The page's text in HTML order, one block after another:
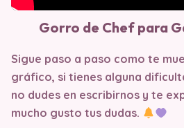
Gorro de Chef para
Sigue paso a paso como te
gráfico, si tienes alguna
no dudes en escribirnos y te
mucho gusto tus dudas.